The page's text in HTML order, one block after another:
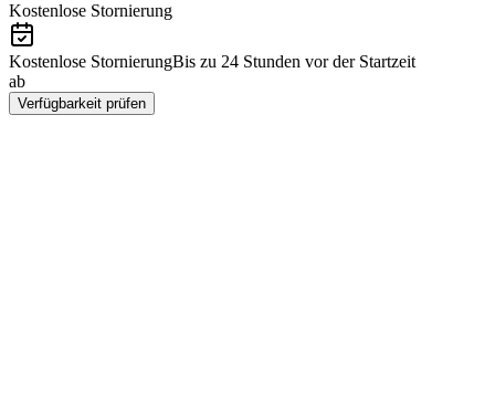
Kostenlose Stornierung
Kostenlose StornierungBis zu 24 Stunden vor der Startzeit
ab
Verfügbarkeit prüfen